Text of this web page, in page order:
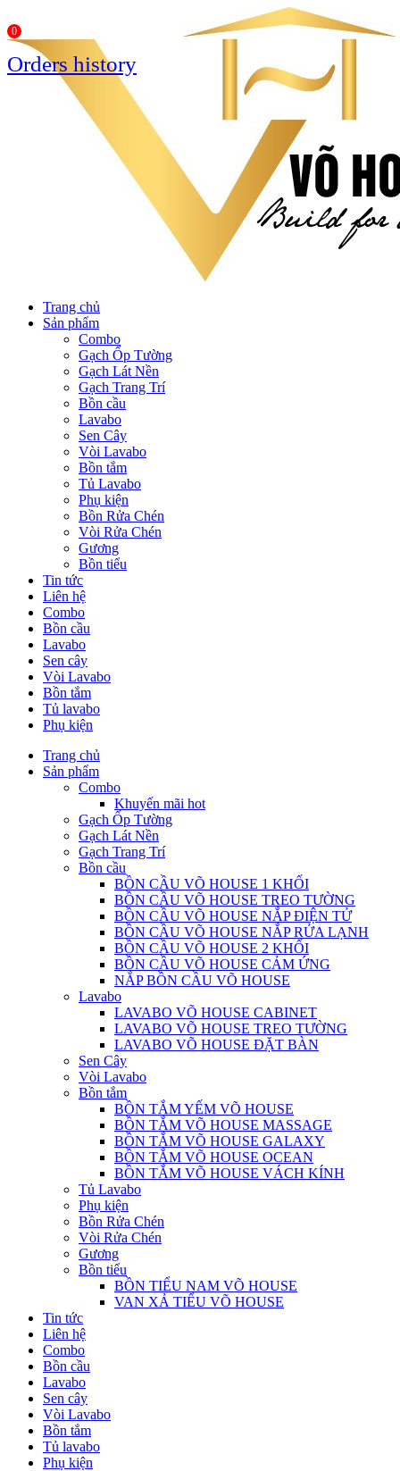
Trang chủ
Sản phẩm
Combo
Gạch Ốp Tường
Gạch Lát Nền
Gạch Trang Trí
Bồn cầu
Lavabo
Sen Cây
Vòi Lavabo
Bồn tắm
Tủ Lavabo
Phụ kiện
Bồn Rửa Chén
Vòi Rửa Chén
Gương
Bồn tiểu
Tin tức
Liên hệ
Combo
Bồn cầu
Lavabo
Sen cây
Vòi Lavabo
Bồn tắm
Tủ lavabo
Phụ kiện
Trang chủ
Sản phẩm
Combo
Khuyến mãi hot
Gạch Ốp Tường
Gạch Lát Nền
Gạch Trang Trí
Bồn cầu
BỒN CẦU VÕ HOUSE 1 KHỐI
BỒN CẦU VÕ HOUSE TREO TƯỜNG
BỒN CẦU VÕ HOUSE NẮP ĐIỆN TỬ
BỒN CẦU VÕ HOUSE NẮP RỬA LẠNH
BỒN CẦU VÕ HOUSE 2 KHỐI
BỒN CẦU VÕ HOUSE CẢM ỨNG
NẮP BỒN CẦU VÕ HOUSE
Lavabo
LAVABO VÕ HOUSE CABINET
LAVABO VÕ HOUSE TREO TƯỜNG
LAVABO VÕ HOUSE ĐẶT BÀN
Sen Cây
Vòi Lavabo
Bồn tắm
BỒN TẮM YẾM VÕ HOUSE
BỒN TẮM VÕ HOUSE MASSAGE
BỒN TẮM VÕ HOUSE GALAXY
BỒN TẮM VÕ HOUSE OCEAN
BỒN TẮM VÕ HOUSE VÁCH KÍNH
Tủ Lavabo
Phụ kiện
Bồn Rửa Chén
Vòi Rửa Chén
Gương
Bồn tiểu
BỒN TIỂU NAM VÕ HOUSE
VAN XẢ TIỂU VÕ HOUSE
Tin tức
Liên hệ
Combo
Bồn cầu
Lavabo
Sen cây
Vòi Lavabo
Bồn tắm
Tủ lavabo
Phụ kiện
0
Orders history